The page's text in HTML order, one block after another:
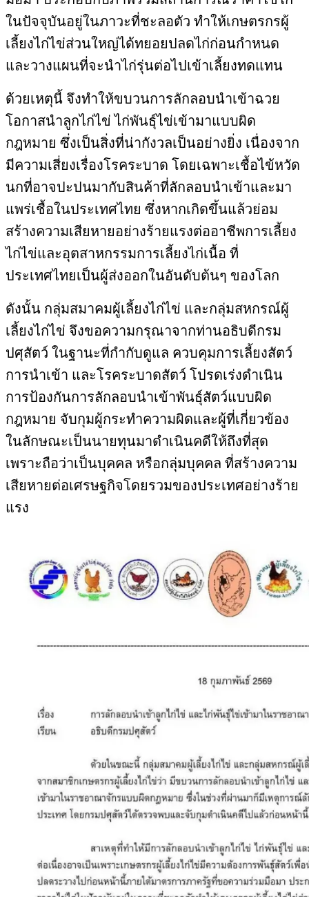
ในปัจจุบันอยู่ในภาวะที่ชะลอตัว ทำให้เกษตรกรผู้
เลี้ยงไก่ไข่ส่วนใหญ่ได้ทยอยปลดไก่ก่อนกำหนด
และวางแผนที่จะนำไก่รุ่นต่อไปเข้าเลี้ยงทดแทน
ด้วยเหตุนี้ จึงทำให้ขบวนการลักลอบนำเข้าฉวย
โอกาสนำลูกไก่ไข่ ไก่พันธุ์ไข่เข้ามาแบบผิด
กฎหมาย ซึ่งเป็นสิ่งที่น่ากังวลเป็นอย่างยิ่ง เนื่องจาก
มีความเสี่ยงเรื่องโรคระบาด โดยเฉพาะเชื้อไข้หวัด
นกที่อาจปะปนมากับสินค้าที่ลักลอบนำเข้าและมา
แพร่เชื้อในประเทศไทย ซึ่งหากเกิดขึ้นแล้วย่อม
สร้างความเสียหายอย่างร้ายแรงต่ออาชีพการเลี้ยง
ไก่ไข่และอุตสาหกรรมการเลี้ยงไก่เนื้อ ที่
ประเทศไทยเป็นผู้ส่งออกในอันดับต้นๆ ของโลก
ดังนั้น กลุ่มสมาคมผู้เลี้ยงไก่ไข่ และกลุ่มสหกรณ์ผู้
เลี้ยงไก่ไข่ จึงขอความกรุณาจากท่านอธิบดีกรม
ปศุสัตว์ ในฐานะที่กำกับดูแล ควบคุมการเลี้ยงสัตว์
การนำเข้า และโรคระบาดสัตว์ โปรดเร่งดำเนิน
การป้องกันการลักลอบนำเข้าพันธุ์สัตว์แบบผิด
กฎหมาย จับกุมผู้กระทำความผิดและผู้ที่เกี่ยวข้อง
ในลักษณะเป็นนายทุนมาดำเนินคดีให้ถึงที่สุด
เพราะถือว่าเป็นบุคคล หรือกลุ่มบุคคล ที่สร้างความ
เสียหายต่อเศรษฐกิจโดยรวมของประเทศอย่างร้าย
แรง